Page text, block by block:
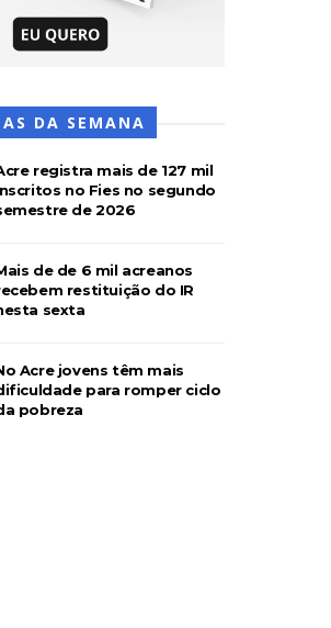
DA SEMANA
registra mais de 127 mil
no Fies no segundo
de 2026
de de 6 mil acreanos
restituição do IR
sexta
Acre jovens têm mais
para romper ciclo
pobreza